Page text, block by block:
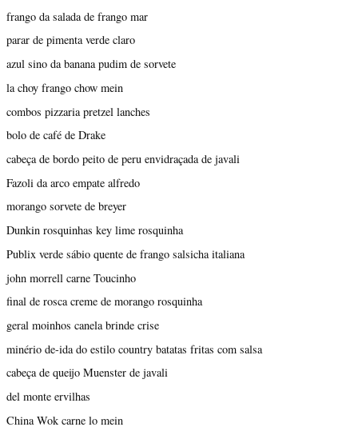
frango da salada de frango mar
parar de pimenta verde claro
azul sino da banana pudim de sorvete
la choy frango chow mein
combos pizzaria pretzel lanches
bolo de café de Drake
cabeça de bordo peito de peru envidraçada de javali
Fazoli da arco empate alfredo
morango sorvete de breyer
Dunkin rosquinhas key lime rosquinha
Publix verde sábio quente de frango salsicha italiana
john morrell carne Toucinho
final de rosca creme de morango rosquinha
geral moinhos canela brinde crise
minério de-ida do estilo country batatas fritas com salsa
cabeça de queijo Muenster de javali
del monte ervilhas
China Wok carne lo mein